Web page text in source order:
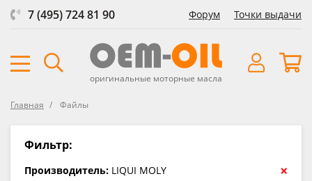
7 (495) 724 81 90 Форум Точки выдачи
оригинальные моторные масла
Главная Файлы
Фильтр:
Производитель: LIQUI MOLY ×